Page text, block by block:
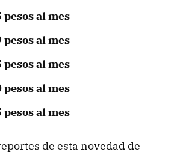
pesos al mes
pesos al mes
pesos al mes
pesos al mes
pesos al mes
de esta novedad de